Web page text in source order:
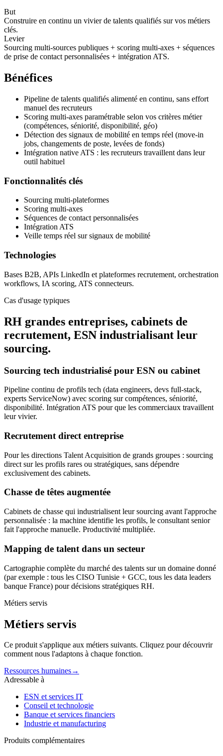
But
Construire en continu un vivier de talents qualifiés sur vos métiers
clés.
Levier
Sourcing multi-sources publiques + scoring multi-axes + séquences
de prise de contact personnalisées + intégration ATS.
Bénéfices
Pipeline de talents qualifiés alimenté en continu, sans effort
manuel des recruteurs
Scoring multi-axes paramétrable selon vos critères métier
(compétences, séniorité, disponibilité, géo)
Détection des signaux de mobilité en temps réel (move-in
jobs, changements de poste, levées de fonds)
Intégration native ATS : les recruteurs travaillent dans leur
outil habituel
Fonctionnalités clés
Sourcing multi-plateformes
Scoring multi-axes
Séquences de contact personnalisées
Intégration ATS
Veille temps réel sur signaux de mobilité
Technologies
Bases B2B, APIs LinkedIn et plateformes recrutement, orchestration
workflows, IA scoring, ATS connecteurs.
Cas d'usage typiques
RH grandes entreprises, cabinets de
recrutement, ESN industrialisant leur
sourcing.
Sourcing tech industrialisé pour ESN ou cabinet
Pipeline continu de profils tech (data engineers, devs full-stack,
experts ServiceNow) avec scoring sur compétences, séniorité,
disponibilité. Intégration ATS pour que les commerciaux travaillent
leur vivier.
Recrutement direct entreprise
Pour les directions Talent Acquisition de grands groupes : sourcing
direct sur les profils rares ou stratégiques, sans dépendre
exclusivement des cabinets.
Chasse de têtes augmentée
Cabinets de chasse qui industrialisent leur sourcing avant l'approche
personnalisée : la machine identifie les profils, le consultant senior
fait l'approche manuelle. Productivité multipliée.
Mapping de talent dans un secteur
Cartographie complète du marché des talents sur un domaine donné
(par exemple : tous les CISO Tunisie + GCC, tous les data leaders
banque France) pour décisions stratégiques RH.
Métiers servis
Métiers servis
Ce produit s'applique aux métiers suivants. Cliquez pour découvrir
comment nous l'adaptons à chaque fonction.
Ressources humaines→
Adressable à
ESN et services IT
Conseil et technologie
Banque et services financiers
Industrie et manufacturing
Produits complémentaires